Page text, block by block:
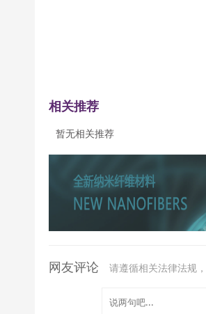
相关推荐
暂无相关推荐
网友评论 请遵循相关法律法规